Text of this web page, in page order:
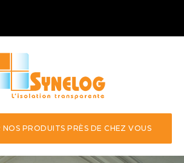
NOS PRODUITS PRÈS DE CHEZ VOUS